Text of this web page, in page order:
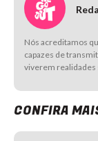
Nós acreditamos
capazes de
viverem realidades
CONFIRA